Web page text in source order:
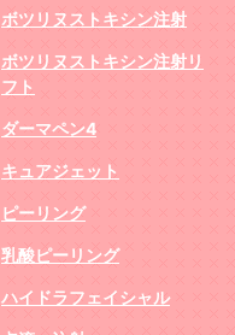
ボツリヌストキシン注射
ボツリヌストキシン注射リ
フト
ダーマペン4
キュアジェット
ピーリング
乳酸ピーリング
ハイドラフェイシャル